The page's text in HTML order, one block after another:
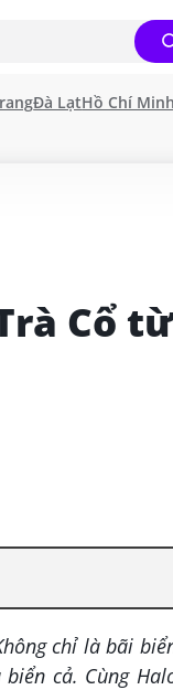
Đà LạtHồ Chí Minh
Cổ
chỉ là bãi
cả. Cùng